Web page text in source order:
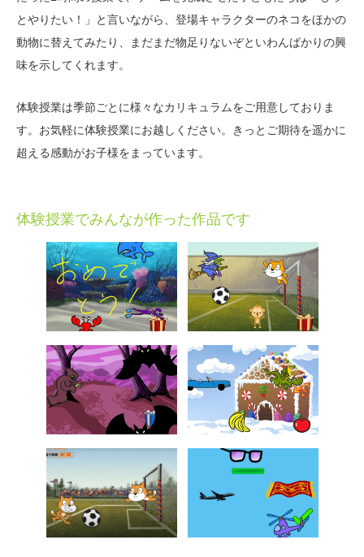
とやりたい！」と言いながら、登場キャラクターのネコをほかの
動物に替えてみたり、まだまだ物足りないぞといわんばかりの興
味を示してくれます。
体験授業は季節ごとに様々なカリキュラムをご用意しておりま
す。お気軽に体験授業にお越しください。きっとご期待を遥かに
超える感動がお子様をまっています。
体験授業でみんなが作った作品です